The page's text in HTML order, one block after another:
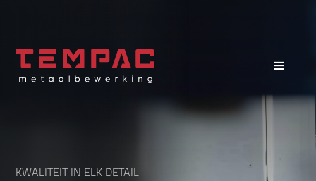
KWALITEIT IN ELK DETAIL